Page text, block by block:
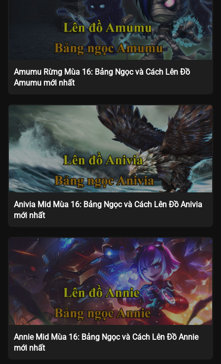
Amumu Rừng Mùa 16: Bảng Ngọc và Cách Lên Đồ
Amumu mới nhất
Anivia Mid Mùa 16: Bảng Ngọc và Cách Lên Đồ Anivia
mới nhất
Annie Mid Mùa 16: Bảng Ngọc và Cách Lên Đồ Annie
mới nhất